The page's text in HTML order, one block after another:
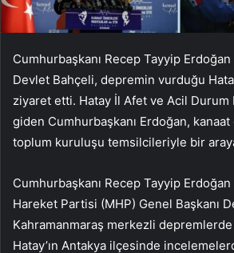
Cumhurbaşkanı Recep Tayyip
Devlet Bahçeli, depremin vurduğu
ziyaret etti. Hatay İl Afet ve Acil Durum
giden Cumhurbaşkanı Erdoğan,
toplum kuruluşu temsilcileriyle bir
Cumhurbaşkanı Recep Tayyip
Hareket Partisi (MHP) Genel Başkanı
Kahramanmaraş merkezli depremlerde
Hatay’ın Antakya ilçesinde